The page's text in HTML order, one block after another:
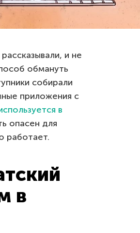
и не
обмануть
собирали
приложения с
в
опасен для
работает.
в